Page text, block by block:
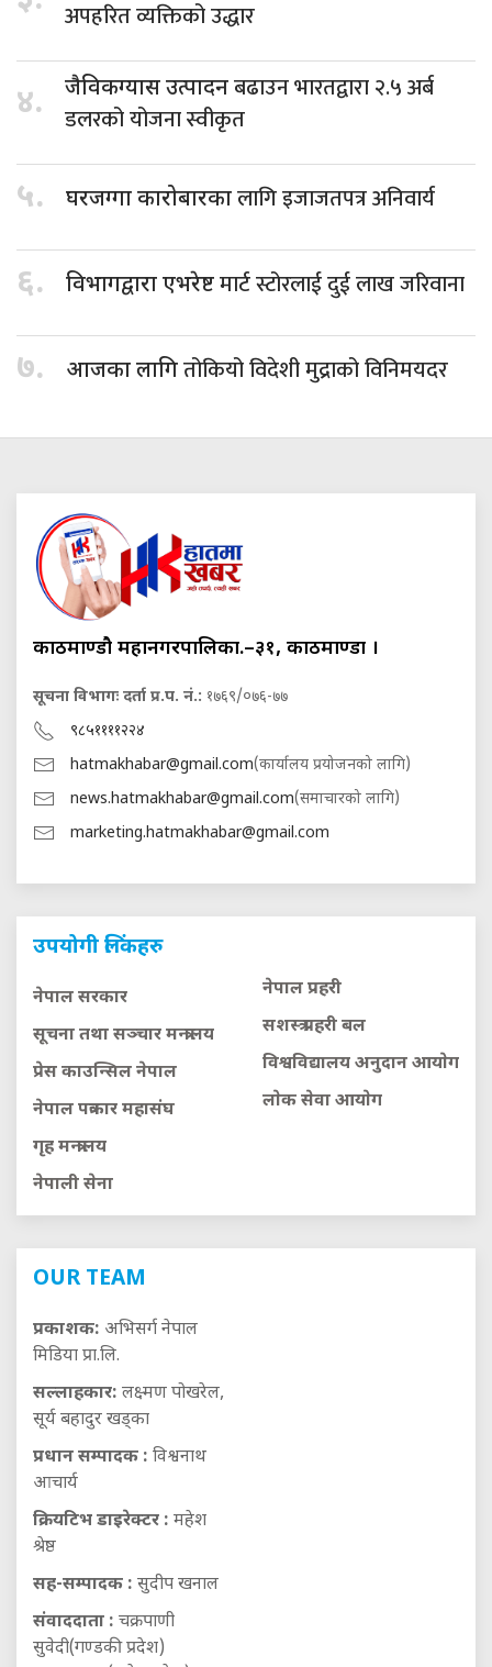
अपहरित व्यक्तिको उद्धार
४. जैविकग्यास उत्पादनबढाउन भारतद्वारा २.५ अर्ब
डलरको योजना स्वीकृत
५. घरजग्गा कारोबारकालागि इजाजतपत्र अनिवार्य
६. विभागद्वारा एभरेष्टमार्ट स्टोरलाई दुई लाख जरिवाना
७. आजका लागितोकियो विदेशी मुद्राको विनिमयदर
काठमाण्डौ महानगरपालिका.–३१, काठमाण्डौं ।
सूचना विभागः दर्ता प्र.प. नं.: १७६९/०७६-७७
९८५११११२२४
hatmakhabar@gmail.com(कार्यालय प्रयोजनको लागि)
news.hatmakhabar@gmail.com(समाचारको लागि)
marketing.hatmakhabar@gmail.com
उपयोगी लिंकहरु
नेपाल सरकार
सूचना तथा सञ्चार मन्त्रालय
प्रेस काउन्सिल नेपाल
नेपाल पत्रकार महासंघ
गृह मन्त्रालय
नेपाली सेना
नेपाल प्रहरी
सशस्त्र प्रहरी बल
विश्वविद्यालय अनुदान आयाेग
लाेक सेवा आयाेग
OUR TEAM
प्रकाशक: अभिसर्ग नेपाल
मिडिया प्रा.लि.
सल्लाहकार: लक्ष्मण पोखरेल,
सूर्य बहादुर खड्का
प्रधान सम्पादक : विश्वनाथ
आचार्य
क्रियटिभ डाइरेक्टर : महेश
श्रेष्ठ
सह-सम्पादक : सुदीप खनाल
संवाददाता : चक्रपाणी
सुवेदी(गण्डकी प्रदेश)